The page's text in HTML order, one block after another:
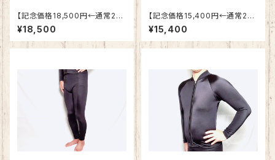
【記念価格18,500円←通常25.
900円】メンズ用 保温水着トッ
プス Oサイズ
¥18,500
【記念価格15,400円←通常21,
600円】レディース用 保温水
着ボトムス S,Mサイズ
¥15,400